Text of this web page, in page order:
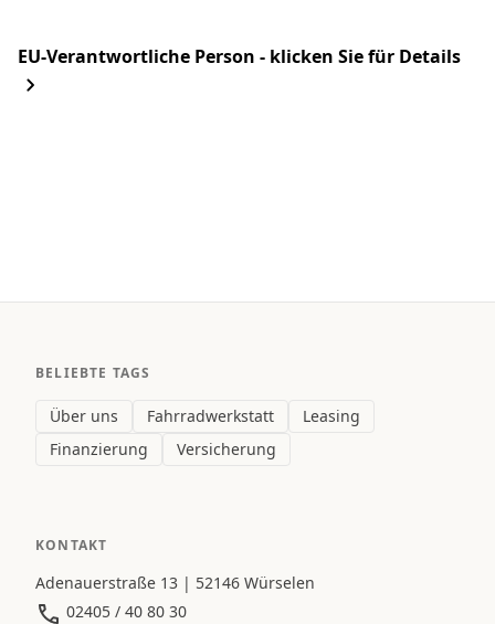
EU-Verantwortliche Person - klicken Sie für Details
BELIEBTE TAGS
Über uns Fahrradwerkstatt
Leasing
Finanzierung
Versicherung
KONTAKT
Adenauerstraße 13 | 52146 Würselen
02405 / 40 80 30